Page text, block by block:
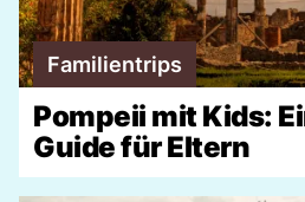
Familientrips
Pompeii mit Kids:
Guide für Eltern